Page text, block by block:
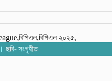
ছবি- সংগৃহীত